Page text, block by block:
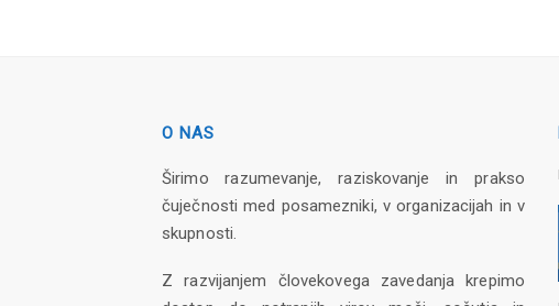
O NAS
Širimo razumevanje, raziskovanje in prakso
čuječnosti med posamezniki, v organizacijah in v
skupnosti.
Z razvijanjem človekovega zavedanja krepimo